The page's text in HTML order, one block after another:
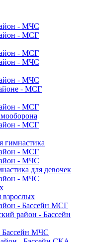
- МЧС
- МСГ
- МСГ
- МЧС
- МЧС
- МСГ
- МСГ
- МСГ
- МСГ
- МЧС
для девочек
- МЧС
взрослых
- Бассейн МСГ
район - Бассейн
Бассейн МЧС